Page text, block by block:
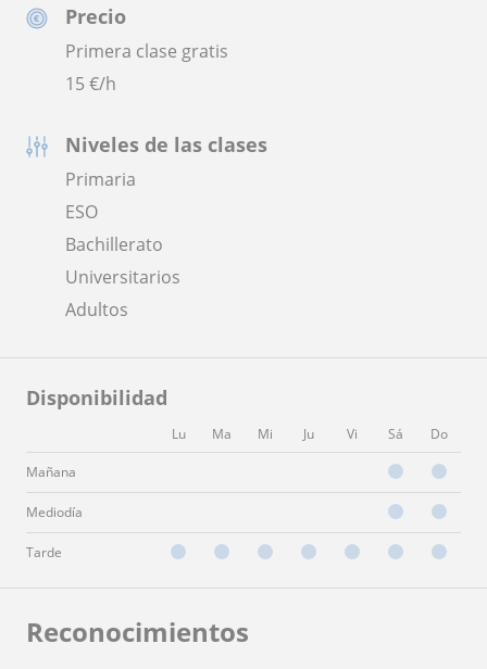
Precio
Primera clase gratis
15€/h
Niveles de las clases
Primaria
ESO
Bachillerato
Universitarios
Adultos
Disponibilidad
Lu Ma Mi Ju Vi Sá Do
Mañana
Mediodía
Tarde
Reconocimientos